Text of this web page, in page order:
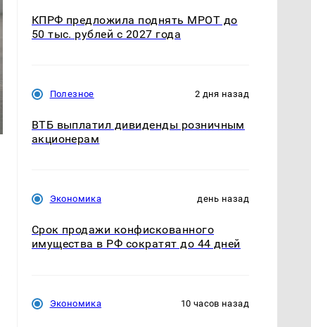
КПРФ предложила поднять МРОТ до
50 тыс. рублей с 2027 года
Полезное 2 дня назад
ВТБ выплатил дивиденды розничным
акционерам
Экономика день назад
Срок продажи конфискованного
имущества в РФ сократят до 44 дней
Экономика 10 часов назад